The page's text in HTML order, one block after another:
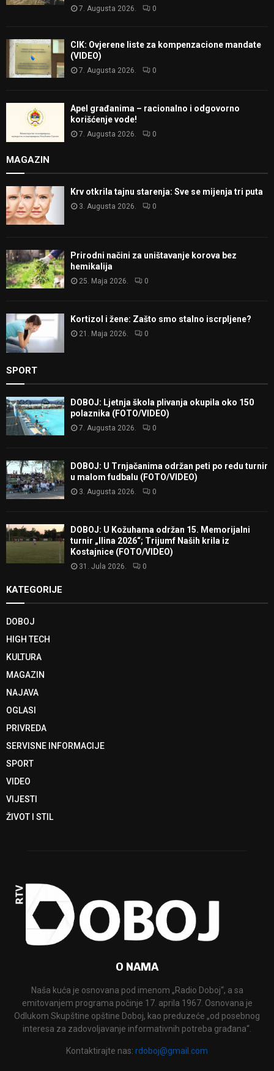
7. Augusta 2026. 0
CIK: Ovjerene liste za kompenzacione mandate
(VIDEO)
7. Augusta 2026. 0
Apel građanima – racionalno i odgovorno
korišćenje vode!
7. Augusta 2026. 0
MAGAZIN
Krv otkrila tajnu starenja: Sve se mijenja tri puta
3. Augusta 2026. 0
Prirodni načini za uništavanje korova bez
hemikalija
25. Maja 2026. 0
Kortizol i žene: Zašto smo stalno iscrpljene?
21. Maja 2026. 0
SPORT
DOBOJ: Ljetnja škola plivanja okupila oko 150
polaznika (FOTO/VIDEO)
7. Augusta 2026. 0
DOBOJ: U Trnjačanima održan peti po redu turnir
u malom fudbalu (FOTO/VIDEO)
3. Augusta 2026. 0
DOBOJ: U Kožuhama održan 15. Memorijalni
turnir „Ilina 2026“; Trijumf Naših krila iz
Kostajnice (FOTO/VIDEO)
31. Jula 2026. 0
KATEGORIJE
DOBOJ
HIGH TECH
KULTURA
MAGAZIN
NAJAVA
OGLASI
PRIVREDA
SERVISNE INFORMACIJE
SPORT
VIDEO
VIJESTI
ŽIVOT I STIL
O NAMA
Naša kuća je osnovana pod imenom „Radio Doboj“, a sa
emitovanjem programa počinje 17. aprila 1967. Osnovana je
Odlukom Skupštine opštine Doboj, kao preduzeće „od posebnog
interesa za zadovoljavanje informativnih potreba građana“.
Kontaktirajte nas: rdoboj@gmail.com